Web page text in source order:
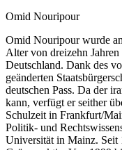
Omid Nouripour
Omid Nouripour wurde
Alter von dreizehn
Deutschland. Dank des
geänderten
deutschen Pass. Da der
kann, verfügt er seither
Schulzeit in Frankfurt/
Politik- und
Universität in Mainz.